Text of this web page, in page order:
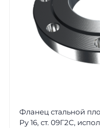
Фланец стальной
Ру 16, ст. 09Г2С,